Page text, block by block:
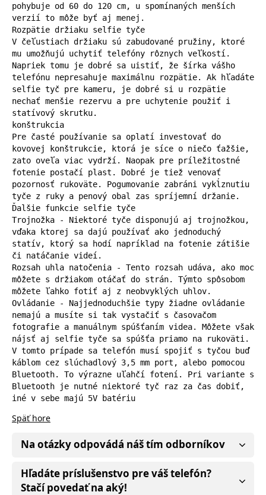
pohybuje od 60 do 120 cm, u spomínaných menších
verzií to môže byť aj menej.
Rozpätie držiaku selfie tyče
V čeľustiach držiaku sú zabudované pružiny, ktoré
mu umožňujú uchytiť telefóny rôznych veľkostí.
Napriek tomu je dobré sa uistiť, že šírka vášho
telefónu nepresahuje maximálnu rozpätie. Ak hľadáte
selfie tyč pre kameru, je dobré si u rozpätie
nechať menšie rezervu a pre uchytenie použiť i
statívový skrutku.
konštrukcia
Pre časté používanie sa oplatí investovať do
kovovej konštrukcie, ktorá je síce o niečo ťažšie,
zato oveľa viac vydrží. Naopak pre príležitostné
fotenie postačí plast. Dobré je tiež venovať
pozornosť rukoväte. Pogumovanie zabráni vykĺznutiu
tyče z ruky a penový obal zas spríjemní držanie.
Ďalšie funkcie selfie tyče
Trojnožka - Niektoré tyče disponujú aj trojnožkou,
vďaka ktorej sa dajú používať ako jednoduchý
statív, ktorý sa hodí napríklad na fotenie zátišie
či natáčanie videí.
Rozsah uhla natočenia - Tento rozsah udáva, ako moc
môžete s držiakom otáčať do strán. Týmto spôsobom
môžete ľahko fotiť aj z neobvyklých uhlov.
Ovládanie - Najjednoduchšie typy žiadne ovládanie
nemajú a musíte si tak vystačiť s časovačom
fotografie a manuálnym spúšťaním videa. Môžete však
nájsť aj selfie tyče sa spúšťa priamo na rukoväti.
V tomto prípade sa telefón musí spojiť s tyčou buď
káblom cez slúchadlový 3,5 mm port, alebo pomocou
Bluetooth. To výrazne uľahčí fotení. Pri variante s
Bluetooth je nutné niektoré tyč raz za čas dobiť,
iné v sebe majú 5V batériu
Späť hore
Na otázky odpovádá náš tím odborníkov
Hľadáte príslušenstvo pre váš telefón?
Stačí povedať na aký!